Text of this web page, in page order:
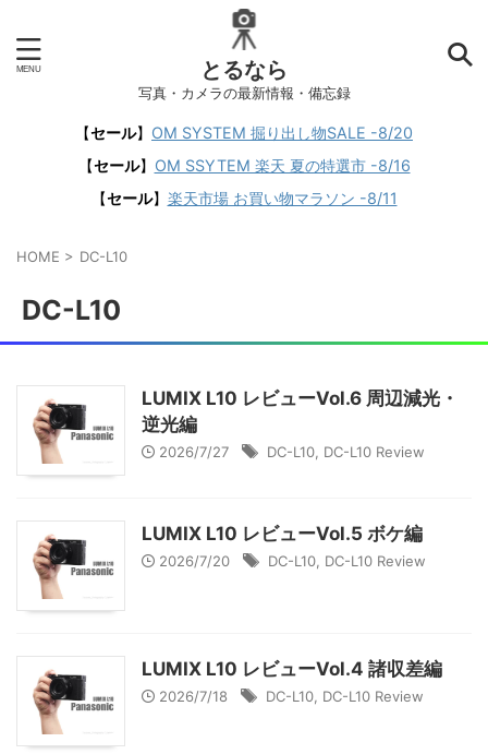
とるなら
写真・カメラの最新情報・備忘録
【セール】 OM SYSTEM 掘り出し物SALE -8/20
【セール】 OM SSYTEM 楽天 夏の特選市 -8/16
【セール】 楽天市場 お買い物マラソン -8/11
HOME > DC-L10
DC-L10
LUMIX L10 レビューVol.6 周辺減光・
逆光編
2026/7/27 DC-L10 DC-L10 Review
LUMIX L10 レビューVol.5 ボケ編
2026/7/20 DC-L10 DC-L10 Review
LUMIX L10 レビューVol.4 諸収差編
2026/7/18 DC-L10 DC-L10 Review